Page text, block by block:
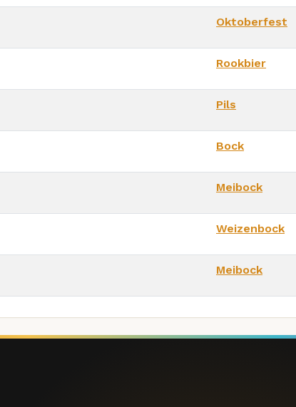
Oktoberfest
Rookbier
Pils
Bock
Meibock
Weizenbock
Meibock